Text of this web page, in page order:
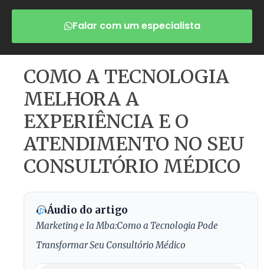
Falar com um especialista
COMO A TECNOLOGIA
MELHORA A
EXPERIÊNCIA E O
ATENDIMENTO NO SEU
CONSULTÓRIO MÉDICO
Áudio do artigo
Marketing e Ia Mba:Como a Tecnologia Pode
Transformar Seu Consultório Médico